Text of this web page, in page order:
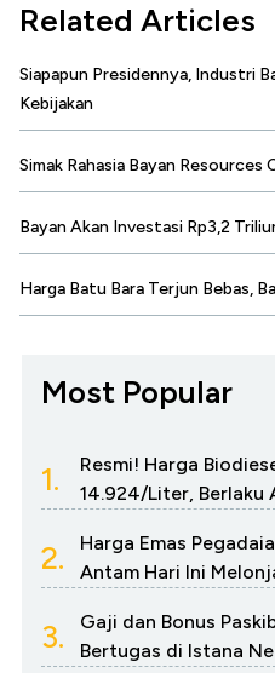
Related Articles
Siapapun Presidennya, Industri
Kebijakan
Simak Rahasia Bayan Resources
Bayan Akan Investasi Rp3,2
Harga Batu Bara Terjun Bebas,
Most Popular
1.
Resmi! Harga
14.924/Liter, Berlaku
2.
Harga Emas
Antam Hari Ini
3.
Gaji dan Bonus
Bertugas di Istana